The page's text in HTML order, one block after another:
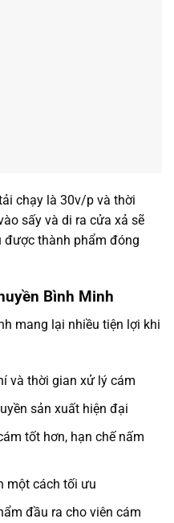
chạy là 30v/p và thời
sấy và di ra cửa xả sẽ
được thành phẩm đóng
Bình Minh
mang lại nhiều tiện lợi khi
và thời gian xử lý cám
sản xuất hiện đại
tốt hơn, hạn chế nấm
một cách tối ưu
đầu ra cho viên cám